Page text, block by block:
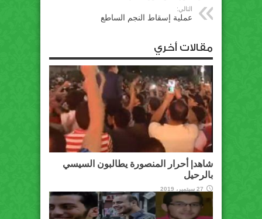
التالي:
عملية إسقاط النجم الساطع
مقالات أخري
شاهد| أحرار المنصورة يطالبون السيسي
بالرحيل
27 سبتمبر، 2019